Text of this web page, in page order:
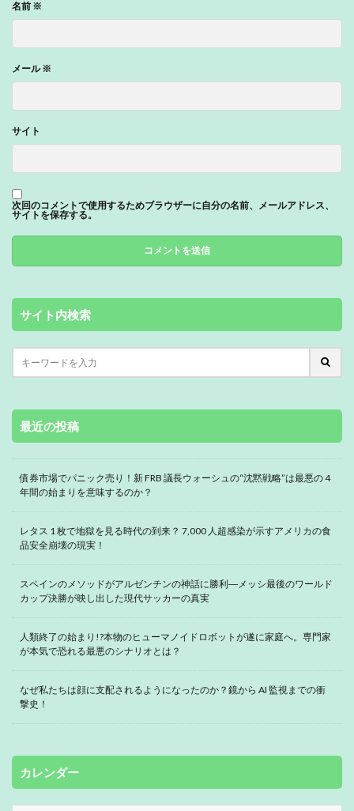
名前 ※
メール※
サイト
次回のコメントで使用するためブラウザーに自分の名前、メールアドレス、
サイトを保存する。
サイト内検索
最近の投稿
債券市場でパニック売り！新 FRB 議長ウォーシュの“沈黙戦略”は最悪の 4
年間の始まりを意味するのか？
レタス 1 枚で地獄を見る時代の到来？ 7,000 人超感染が示すアメリカの食
品安全崩壊の現実！
スペインのメソッドがアルゼンチンの神話に勝利―メッシ最後のワールド
カップ決勝が映し出した現代サッカーの真実
人類終了の始まり!?本物のヒューマノイドロボットが遂に家庭へ。専門家
が本気で恐れる最悪のシナリオとは？
なぜ私たちは顔に支配されるようになったのか？鏡から AI 監視までの衝
撃史！
カレンダー